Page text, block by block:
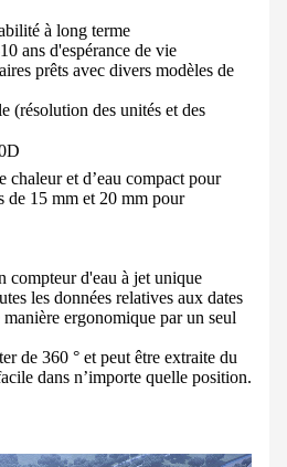
à long terme
ans d'espérance de vie
prêts avec divers modèles de
(résolution des unités et des
chaleur et d’eau compact pour
de 15 mm et 20 mm pour
compteur d'eau à jet unique
les données relatives aux dates
ergonomique par un seul
de 360 ​​° et peut être extraite du
dans n’importe quelle position.